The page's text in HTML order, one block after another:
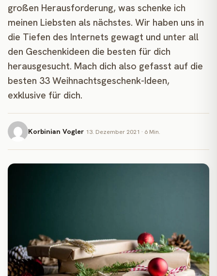
großen Herausforderung, was schenke ich
meinen Liebsten als nächstes. Wir haben uns in
die Tiefen des Internets gewagt und unter all
den Geschenkideen die besten für dich
herausgesucht. Mach dich also gefasst auf die
besten 33 Weihnachtsgeschenk-Ideen,
exklusive für dich.
Korbinian Vogler 13. Dezember 2021 · 6 Min.